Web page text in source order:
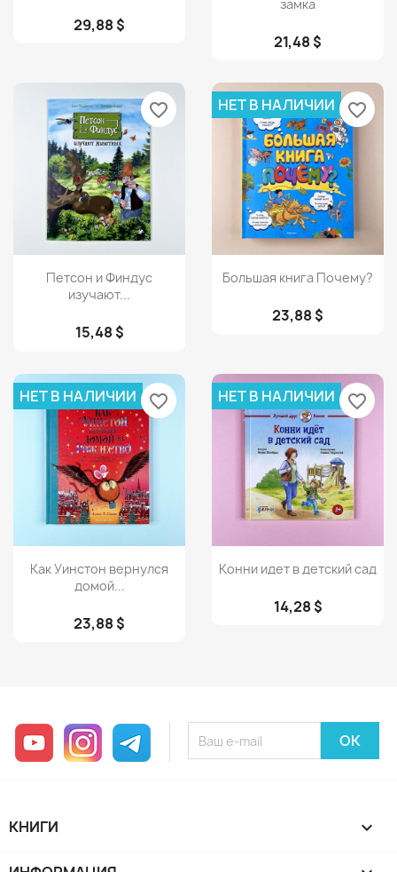
29,88 $
замка
21,48 $
Просмотр
Петсон и Финдус
изучают...
15,48 $
favorite_border
Просмотр
Большая книга Почему?
23,88 $
НЕТ В НАЛИЧИИ favorite_border
Просмотр
Как Уинстон вернулся
домой...
23,88 $
НЕТ В НАЛИЧИИ favorite_border
Просмотр
Конни идет в детский сад
14,28 $
НЕТ В НАЛИЧИИ favorite_border
YouTube InstagramTelegram
КНИГИ 